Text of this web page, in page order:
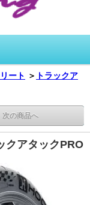
ート ＞ トラックア
次の商品へ
アタックPRO